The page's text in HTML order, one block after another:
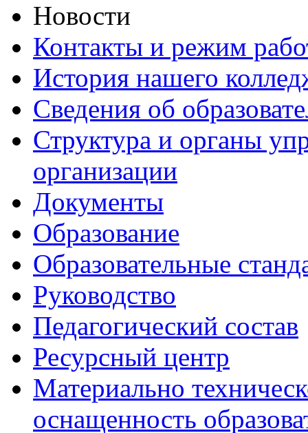
Новости
Контакты и режим
История нашего
Сведения об
Структура и органы
организации
Документы
Образование
Образовательные
Руководство
Педагогический состав
Ресурсный центр
Материально
оснащенность